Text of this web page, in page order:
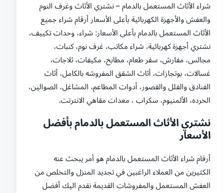
شراء الأثاث المستعمل بالدمام – نشتري الأثاث وغرف النوم
والعفش والأجهزة الكهربائية بأعلى الأسعار أرقام شراء جميع
الأثاث المستعمل بالدمام بأعلى الأسعار: شراء، وحدات تكييف،
نشتري أجهزة كهربائية، شراء مكاتب، غرف نوم، كنبات،
مجالس، مفارش، سفر طعام، مطابخ، مكيفات، ثلاجات،
غسالات، بوتجازات، أثاث الشقق المفروشه بالكامل، أثاث
الفنادق والفلل والقصور، أدوات المطاعم، المشاغل، الصوالين،
الخرده، الألمنيوم، سكراب ‎، معدات مقاهي الانترنت.
نشتري الأثاث المستعمل بالدمام بأفضل
الأسعار
أرقام شراء الأثاث المستعمل بالدمام هو أمر يبحث عنه
الكثيرين من العملاء الراغبين في تجديد المنزل والتخلص من
العفش المستعمل والمفروشات القديمة نقدم اليك أفضل